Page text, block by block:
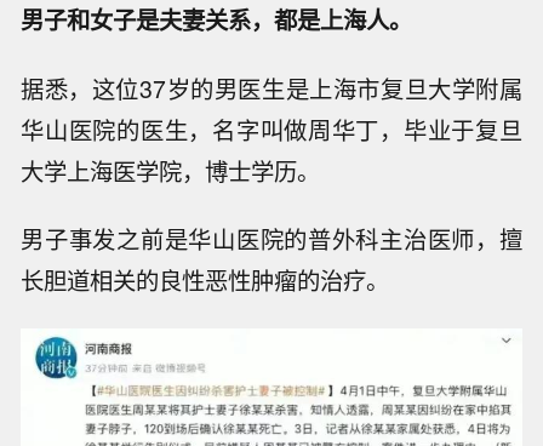
男子和女子是夫妻关系，都是上海人。
据悉，这位37岁的男医生是上海市复旦大学附属
华山医院的医生，名字叫做周华丁，毕业于复旦
大学上海医学院，博士学历。
男子事发之前是华山医院的普外科主治医师，擅
长胆道相关的良性恶性肿瘤的治疗。